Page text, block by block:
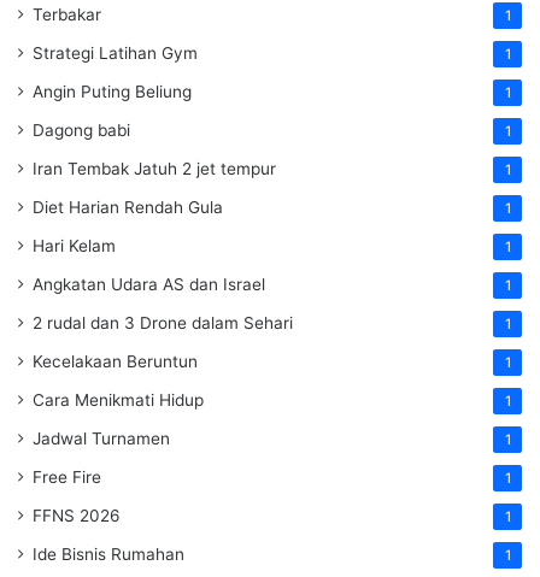
Terbakar 1
Strategi Latihan Gym 1
Angin Puting Beliung 1
Dagong babi 1
Iran Tembak Jatuh 2 jet tempur 1
Diet Harian Rendah Gula 1
Hari Kelam 1
Angkatan Udara AS dan Israel 1
2 rudal dan 3 Drone dalam Sehari 1
Kecelakaan Beruntun 1
Cara Menikmati Hidup 1
Jadwal Turnamen 1
Free Fire 1
FFNS 2026 1
Ide Bisnis Rumahan 1